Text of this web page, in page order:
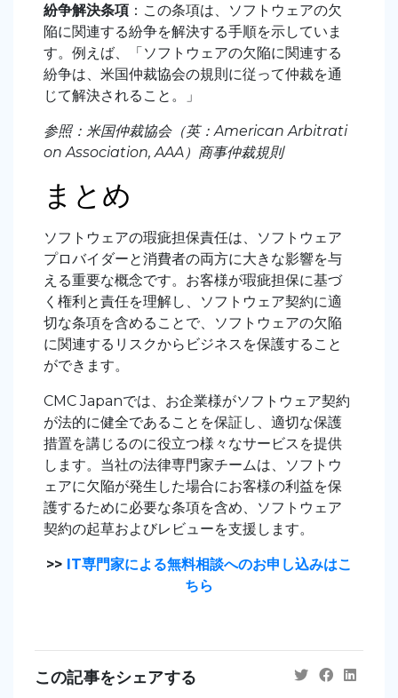
紛争解決条項 ：この条項は、ソフトウェアの欠
陥に関連する紛争を解決する手順を示していま
す。例えば、「ソフトウェアの欠陥に関連する
紛争は、米国仲裁協会の規則に従って仲裁を通
じて解決されること。」
参照：米国仲裁協会（英：American Arbitrati
on Association, AAA）商事仲裁規則
まとめ
ソフトウェアの瑕疵担保責任は、ソフトウェア
プロバイダーと消費者の両方に大きな影響を与
える重要な概念です。お客様が瑕疵担保に基づ
く権利と責任を理解し、ソフトウェア契約に適
切な条項を含めることで、ソフトウェアの欠陥
に関連するリスクからビジネスを保護すること
ができます。
CMC Japanでは、お企業様がソフトウェア契約
が法的に健全であることを保証し、適切な保護
措置を講じるのに役立つ様々なサービスを提供
します。当社の法律専門家チームは、ソフトウ
ェアに欠陥が発生した場合にお客様の利益を保
護するために必要な条項を含め、ソフトウェア
契約の起草およびレビューを支援します。
>> IT専門家による無料相談へのお申し込みはこ
ちら
この記事をシェアする